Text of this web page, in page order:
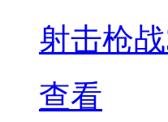
射击枪战
查看